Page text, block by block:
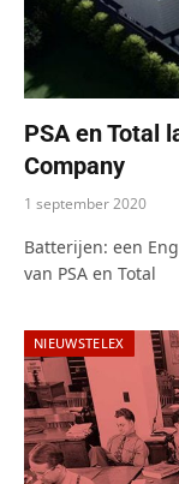
PSA en Total
Company
1 september 2020
Batterijen: een
van PSA en Total
NIEUWSTELEX